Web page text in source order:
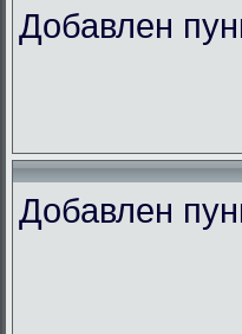
Добавлен
Добавлен